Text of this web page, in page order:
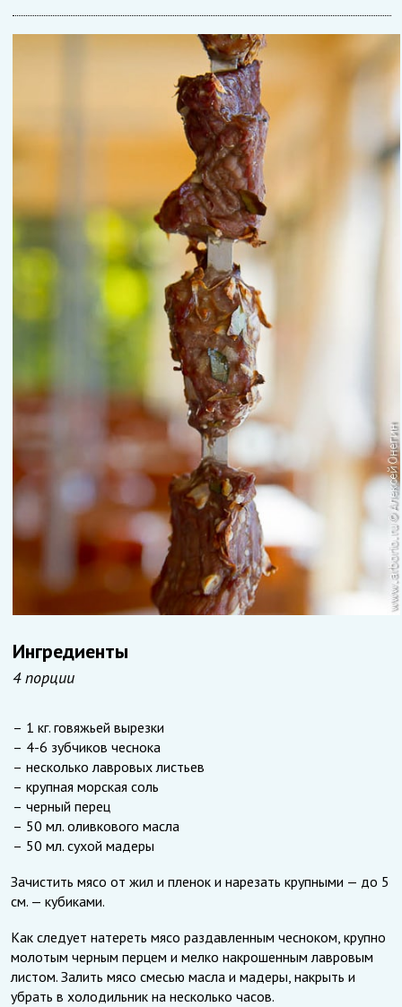
Ингредиенты
4 порции
1 кг. говяжьей вырезки
4-6 зубчиков чеснока
несколько лавровых листьев
крупная морская соль
черный перец
50 мл. оливкового масла
50 мл. сухой мадеры
Зачистить мясо от жил и пленок и нарезать крупными — до 5
см. — кубиками.
Как следует натереть мясо раздавленным чесноком, крупно
молотым черным перцем и мелко накрошенным лавровым
листом. Залить мясо смесью масла и мадеры, накрыть и
убрать в холодильник на несколько часов.